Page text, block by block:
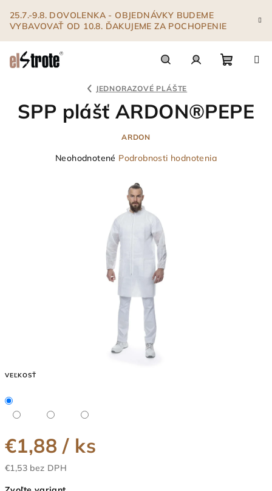
obsah
25.7.-9.8. DOVOLENKA - OBJEDNÁVKY BUDEME
VYBAVOVAŤ OD 10.8. ĎAKUJEME ZA POCHOPENIE
košík
JEDNORAZOVÉ PLÁŠTE
VEĽKOSŤ
€1,88/ ks
€1,53 bez DPH
SPP plášť ARDON®PEPE
ARDON
Priemerné
Neohodnotené Podrobnosti hodnotenia